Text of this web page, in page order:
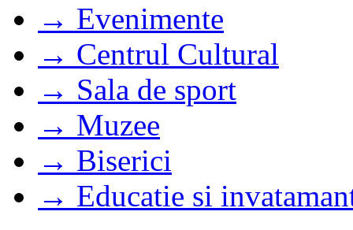
→ Evenimente
→ Centrul Cultural
→ Sala de sport
→ Muzee
→ Biserici
→ Educatie si